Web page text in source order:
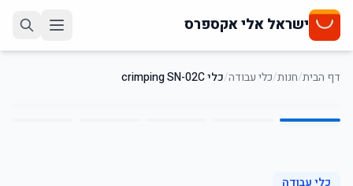
ישראל אלי אקספרס
דף הבית/חנות/כלי עבודה/כלי crimping SN-02C 1
/
5
כלי עבודה